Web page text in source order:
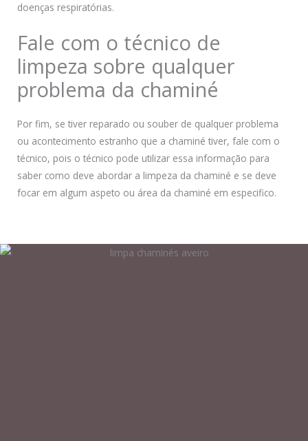
doenças respiratórias.
Fale com o técnico de
limpeza sobre qualquer
problema da chaminé
Por fim, se tiver reparado ou souber de qualquer problema
ou acontecimento estranho que a chaminé tiver, fale com o
técnico, pois o técnico pode utilizar essa informação para
saber como deve abordar a limpeza da chaminé e se deve
focar em algum aspeto ou área da chaminé em especifico.